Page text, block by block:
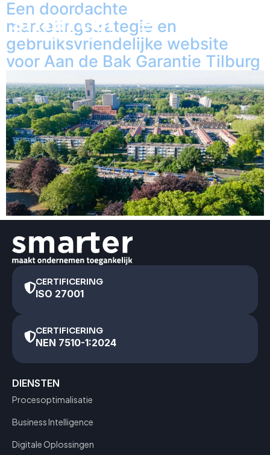
Een doordachte
marketingstrategie en
gebruiksvriendelijke website
voor Aan de Bak Garantie Tilburg
CERTIFICERING
ISO 27001
CERTIFICERING
NEN 7510-1:2024
DIENSTEN
Procesoptimalisatie
Business Intelligence
Digitale Oplossingen